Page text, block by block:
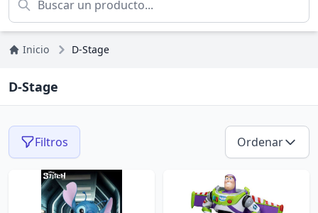
Inicio D-Stage
D-Stage
Filtros Ordenar